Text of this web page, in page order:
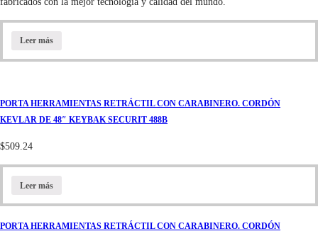
Leer más
PORTA HERRAMIENTAS RETRÁCTIL CON CARABINERO. CORDÓN
KEVLAR DE 48″ KEYBAK SECURIT 488B
$509.24
Leer más
PORTA HERRAMIENTAS RETRÁCTIL CON CARABINERO. CORDÓN